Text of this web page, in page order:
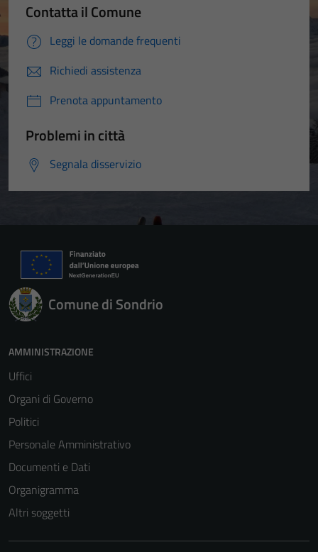
Contatta il Comune
Leggi le domande frequenti
Richiedi assistenza
Prenota appuntamento
Problemi in città
Segnala disservizio
Comune di Sondrio
AMMINISTRAZIONE
Uffici
Organi di Governo
Politici
Personale Amministrativo
Documenti e Dati
Organigramma
Altri soggetti